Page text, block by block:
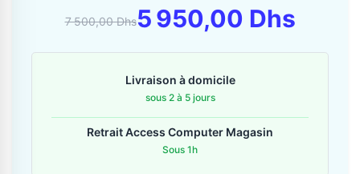
Envoyer un message
7 500,00 Dhs5 950,00 Dhs
Livraison à domicile
sous 2 à 5 jours
Retrait Access Computer Magasin
Sous 1h